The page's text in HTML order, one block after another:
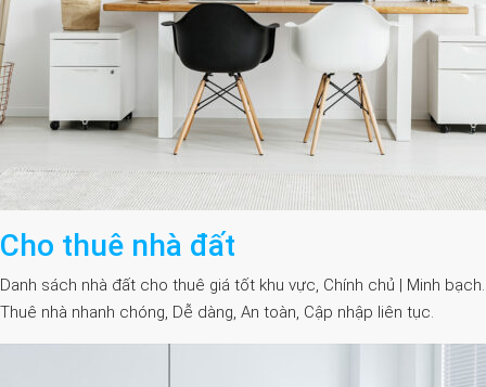
Cho thuê nhà đất
Danh sách nhà đất cho thuê giá tốt khu vực, Chính chủ | Minh bạch.
Thuê nhà nhanh chóng, Dễ dàng, An toàn, Cập nhập liên tục.